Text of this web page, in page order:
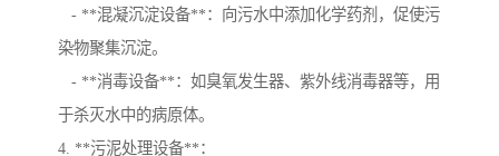
- **混凝沉淀设备**：向污水中添加化学药剂，促使污
染物聚集沉淀。
- **消毒设备**：如臭氧发生器、紫外线消毒器等，用
于杀灭水中的病原体。
4. **污泥处理设备**：